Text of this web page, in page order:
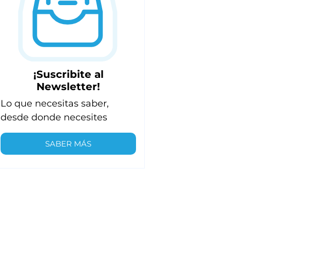
¡Suscribite al
Newsletter!
Lo que necesitas saber,
desde donde necesites
SABER MÁS